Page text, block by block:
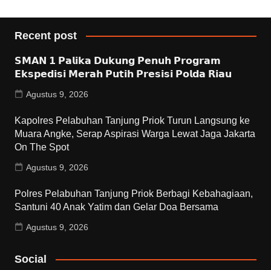
Recent post
𝗦𝗠𝗔𝗡 𝟭 𝗣𝗮𝗹𝗶𝗸𝗮 𝗗𝘂𝗸𝘂𝗻𝗴 𝗣𝗲𝗻𝘂𝗵 𝗣𝗿𝗼𝗴𝗿𝗮𝗺
𝗘𝗸𝘀𝗽𝗲𝗱𝗶𝘀𝗶 𝗠𝗲𝗿𝗮𝗵 𝗣𝘂𝘁𝗶𝗵 𝗣𝗿𝗲𝘀𝗶𝘀𝗶 𝗣𝗼𝗹𝗱𝗮 𝗥𝗶𝗮𝘂
Agustus 9, 2026
Kapolres Pelabuhan Tanjung Priok Turun Langsung ke
Muara Angke, Serap Aspirasi Warga Lewat Jaga Jakarta
On The Spot
Agustus 9, 2026
Polres Pelabuhan Tanjung Priok Berbagi Kebahagiaan,
Santuni 40 Anak Yatim dan Gelar Doa Bersama
Agustus 9, 2026
Social